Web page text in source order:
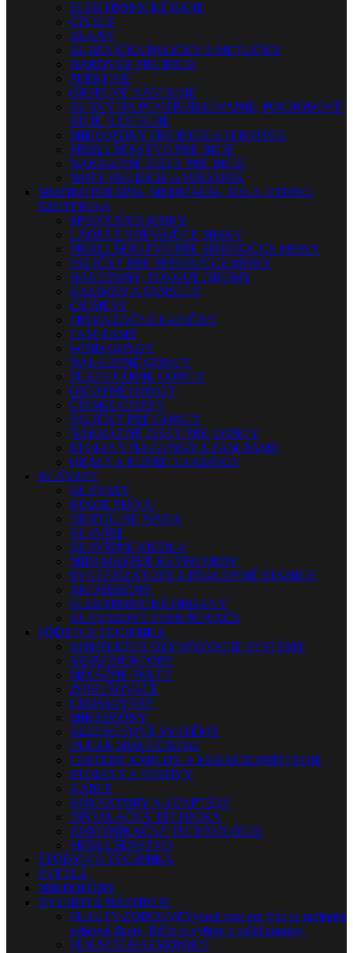
ELEKTRONICKÉ BICIE
ČINELY
BLANY
BUBENÍCKE PALIČKY A METLIČKY
HARDVÉR PRE BICIE
PERKUSIE
ORFFOVÉ NÁSTROJE
BUBNY NA POVZBUDZOVANIE, POCHODOVÉ
BICIE NÁSTROJE
MIKROFÓNY PRE BICIE A PERKUSIE
PRÍSLUŠENSTVO PRE BICIE
NÁHRADNÉ DIELY PRE BICIE
NOTY PRE BICIE A PERKUSIE
MUZIKOTERAPIA, MEDITÁCIA, JOGA, ETHNO,
EZOTERIKA
SPIEVAJÚCE MISKY
LADENÉ SPIEVAJÚCE MISKY
PRISLUŠENSTVO PRE SPIEVAJÚCE MISKY
PALIČKY PRE SPIEVAJÚCE MISKY
HANDPANY, TONGUE DRUMY
KALIMBY A SANSULY
CHIMESY
FREKVENČNÉ LADIČKY
TAM-TAMY
WIND GONGY
NALADENÉ GONGY
PLANETÁRNE GONGY
OSTATNÉ GONGY
ČÍNSKE ČINELY
PALIČKY PRE GONGY
NÁHRADNÉ DIELY PRE GONGY
STOJANY NA GONGY A TAM-TAMY
OBALY A KUFRE NA GONGY
KLÁVESY
KLÁVESY
STAGE PIÁNA
DIGITÁLNE PIÁNA
KLAVÍRE
KLAVÍRNE KRÍDLA
MIDI MASTER KEYBOARDY
SYNTETIZÁTORY A PRACOVNÉ STANICE
AKORDEÓNY
ELEKTRONICKÉ ORGANY
KLÁVESOVÉ ZOSILŇOVAČE
PÓDIOVÁ TECHNIKA
KOMPLETNÉ OZVUČOVACIE SYSTÉMY
REPRODUKTORY
MIXÁŽNE PULTY
ZOSILŇOVAČE
CROSSOVERY
MIKROFÓNY
BEZDRÔTOVÉ SYSTÉMY
IN-EAR MONITORING
TESTERY KÁBLOV A MERACIE PRÍSTROJE
STOJANY A STATÍVY
KÁBLE
KONEKTORY A ADAPTÉRY
INŠTALAČNÁ TECHNIKA
KOMUNIKAČNÉ TECHNOLÓGIE
PRÍSLUŠENSTVO
ŠTÚDIOVÁ TECHNIKA
SVETLÁ
MIKROFÓNY
DYCHOVÉ NÁSTROJE
FLAUTY-ZOBCOVÉVybrali sme pre Vás tie najlepšie
zobcové flauty. Ráčte si vybrať z našej ponuky.
FÚKACIE HARMONIKY